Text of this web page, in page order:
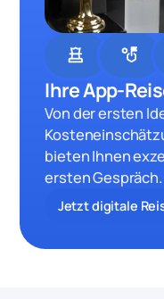
chess strategy
Ihre App-
Von der ersten
bieten Ihnen
ersten Gespräch.
Jetzt digitale